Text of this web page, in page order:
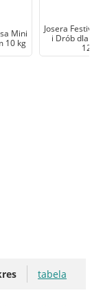
Mini
10 kg
Josera Festival
i Drób dla
tabela